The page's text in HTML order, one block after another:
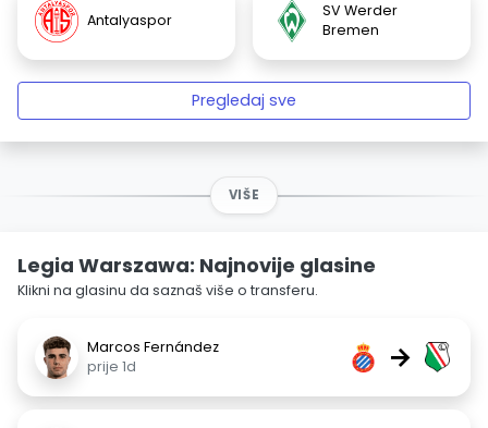
Antalyaspor
SV Werder
Bremen
Pregledaj sve
VIŠE
Legia Warszawa: Najnovije glasine
Klikni na glasinu da saznaš više o transferu.
Marcos Fernández
prije 1d
→